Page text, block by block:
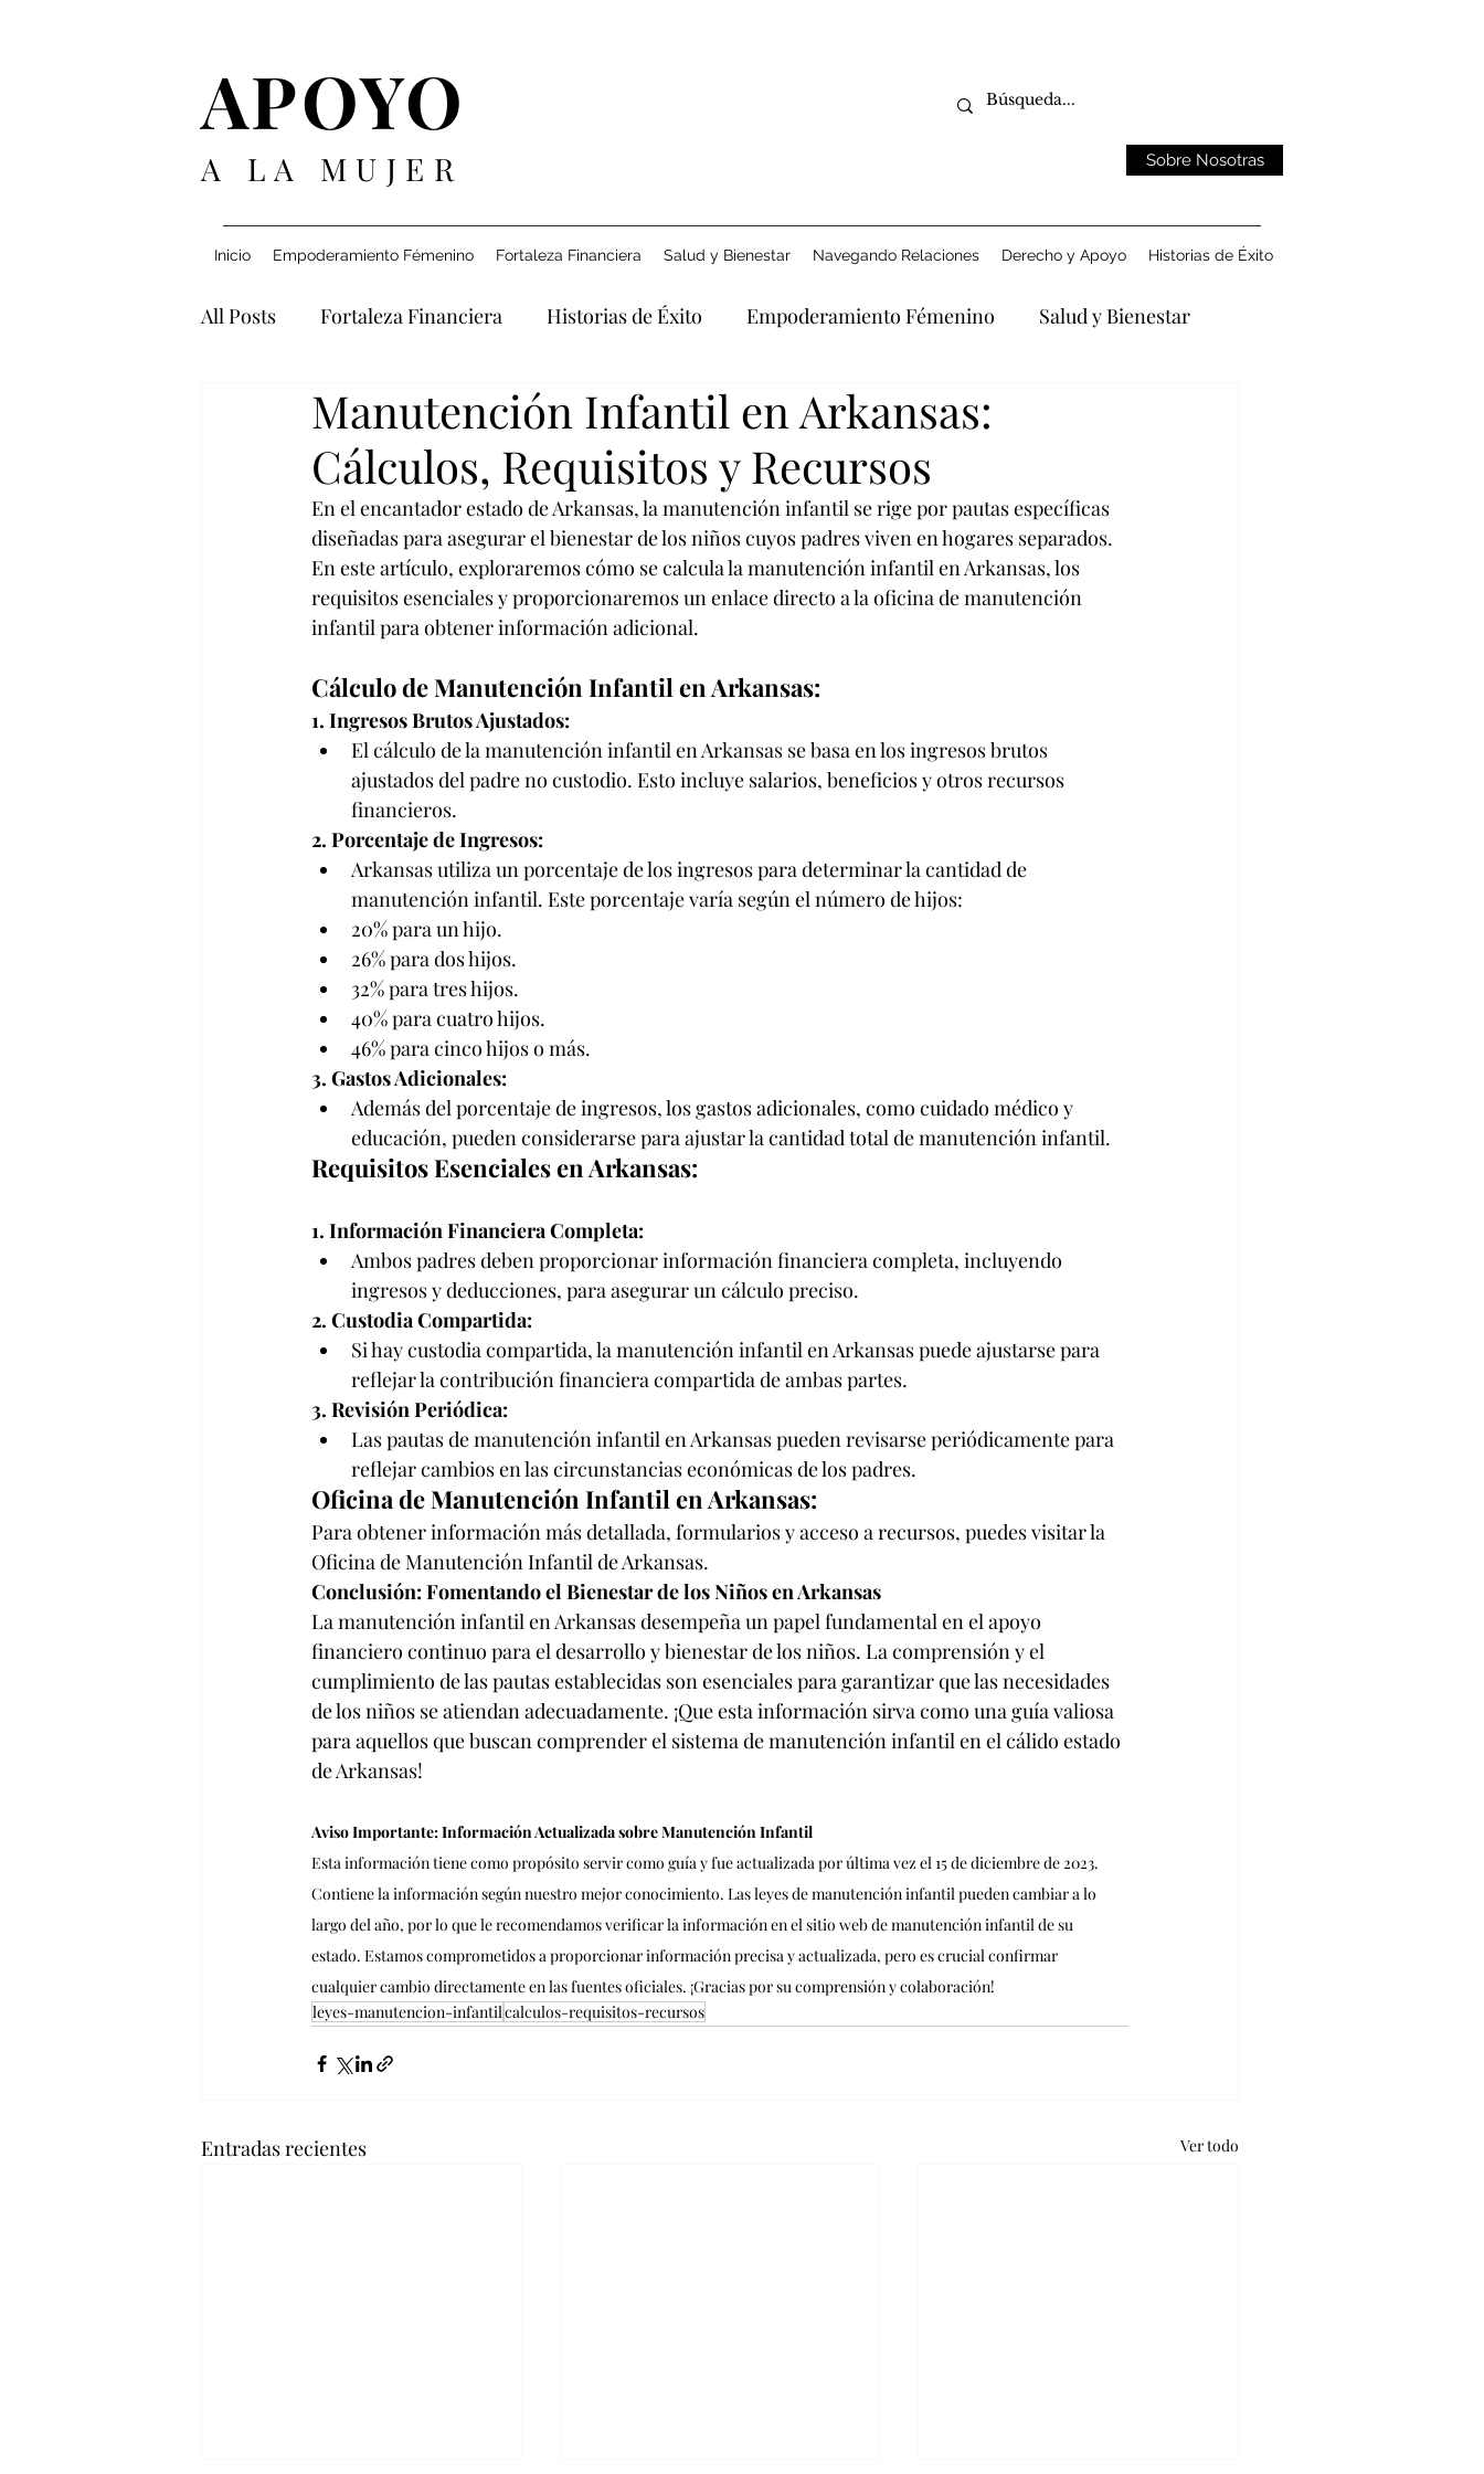
APOYO
A LA MUJER Sobre Nosotras
Inicio Empoderamiento Fémenino Fortaleza Financiera Salud y Bienestar Navegando Relaciones Derecho y Apoyo Historias de Éxito
All Posts Fortaleza Financiera Historias de Éxito Empoderamiento Fémenino Salud y Bienestar
Navegando Relaciones Derecho y Apoyo Explorando la Era Digital Afrontando la Pérdida
Manutención Infantil en Arkansas:
Cálculos, Requisitos y Recursos
En el encantador estado de Arkansas, la manutención infantil se rige por pautas específicas
diseñadas para asegurar el bienestar de los niños cuyos padres viven en hogares separados.
En este artículo, exploraremos cómo se calcula la manutención infantil en Arkansas, los
requisitos esenciales y proporcionaremos un enlace directo a la oficina de manutención
infantil para obtener información adicional.
Cálculo de Manutención Infantil en Arkansas:
1. Ingresos Brutos Ajustados:
El cálculo de la manutención infantil en Arkansas se basa en los ingresos brutos
ajustados del padre no custodio. Esto incluye salarios, beneficios y otros recursos
financieros.
2. Porcentaje de Ingresos:
Arkansas utiliza un porcentaje de los ingresos para determinar la cantidad de
manutención infantil. Este porcentaje varía según el número de hijos:
20% para un hijo.
26% para dos hijos.
32% para tres hijos.
40% para cuatro hijos.
46% para cinco hijos o más.
3. Gastos Adicionales:
Además del porcentaje de ingresos, los gastos adicionales, como cuidado médico y
educación, pueden considerarse para ajustar la cantidad total de manutención infantil.
Requisitos Esenciales en Arkansas:
1. Información Financiera Completa:
Ambos padres deben proporcionar información financiera completa, incluyendo
ingresos y deducciones, para asegurar un cálculo preciso.
2. Custodia Compartida:
Si hay custodia compartida, la manutención infantil en Arkansas puede ajustarse para
reflejar la contribución financiera compartida de ambas partes.
3. Revisión Periódica:
Las pautas de manutención infantil en Arkansas pueden revisarse periódicamente para
reflejar cambios en las circunstancias económicas de los padres.
Oficina de Manutención Infantil en Arkansas:
Para obtener información más detallada, formularios y acceso a recursos, puedes visitar la
Oficina de Manutención Infantil de Arkansas.
Conclusión: Fomentando el Bienestar de los Niños en Arkansas
La manutención infantil en Arkansas desempeña un papel fundamental en el apoyo
financiero continuo para el desarrollo y bienestar de los niños. La comprensión y el
cumplimiento de las pautas establecidas son esenciales para garantizar que las necesidades
de los niños se atiendan adecuadamente. ¡Que esta información sirva como una guía valiosa
para aquellos que buscan comprender el sistema de manutención infantil en el cálido estado
de Arkansas!
Aviso Importante: Información Actualizada sobre Manutención Infantil
Esta información tiene como propósito servir como guía y fue actualizada por última vez el 15 de diciembre de 2023.
Contiene la información según nuestro mejor conocimiento. Las leyes de manutención infantil pueden cambiar a lo
largo del año, por lo que le recomendamos verificar la información en el sitio web de manutención infantil de su
estado. Estamos comprometidos a proporcionar información precisa y actualizada, pero es crucial confirmar
cualquier cambio directamente en las fuentes oficiales. ¡Gracias por su comprensión y colaboración!
leyes-manutencion-infantilcalculos-requisitos-recursos
Entradas recientes Ver todo